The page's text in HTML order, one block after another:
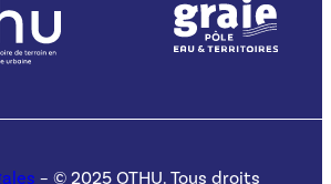
– © 2025 OTHU. Tous droits